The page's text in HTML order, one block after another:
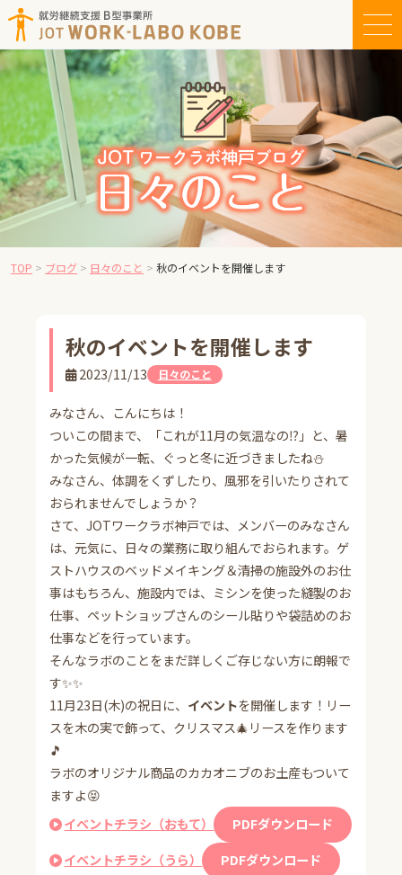
テ
ン
ツ
へ
ス
キ
ッ
プ
TOP > ブログ > 日々のこと >秋のイベントを開催します
秋のイベントを開催します
2023/11/13 日々のこと
みなさん、こんにちは！
ついこの間まで、「これが11月の気温なの⁉」と、暑
かった気候が一転、ぐっと冬に近づきましたね⛄
みなさん、体調をくずしたり、風邪を引いたりされて
おられませんでしょうか？
さて、JOTワークラボ神戸では、メンバーのみなさん
は、元気に、日々の業務に取り組んでおられます。ゲ
ストハウスのベッドメイキング＆清掃の施設外のお仕
事はもちろん、施設内では、ミシンを使った縫製のお
仕事、ペットショップさんのシール貼りや袋詰めのお
仕事などを行っています。
そんなラボのことをまだ詳しくご存じない方に朗報で
す✨✨
11月23日(木)の祝日に、 イベントを開催します！リー
スを木の実で飾って、クリスマス🎄リースを作ります
🎵
ラボのオリジナル商品のカカオニブのお土産もついて
ますよ😝
イベントチラシ（おもて）
PDFダウンロード
イベントチラシ（うら）
PDFダウンロード